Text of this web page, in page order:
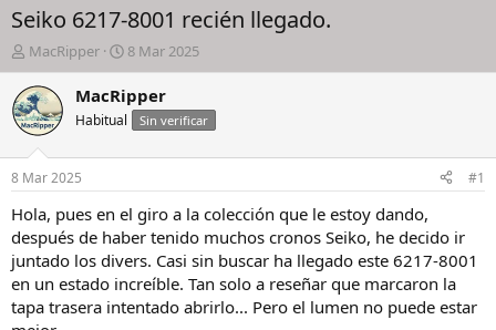
Seiko 6217-8001 recién llegado.
I
n
i
c
i
a
d
o
r
e
l
h
i
MacRipper
F
e
c
h
a
i
n
c
i
o
8 Mar 2025
MacRipper
Habitual Sin verificar
8 Mar 2025 #1
Hola, pues en el giro a la colección que le estoy dando,
después de haber tenido muchos cronos Seiko, he decido ir
juntado los divers. Casi sin buscar ha llegado este 6217-8001
en un estado increíble. Tan solo a reseñar que marcaron la
tapa trasera intentado abrirlo... Pero el lumen no puede estar